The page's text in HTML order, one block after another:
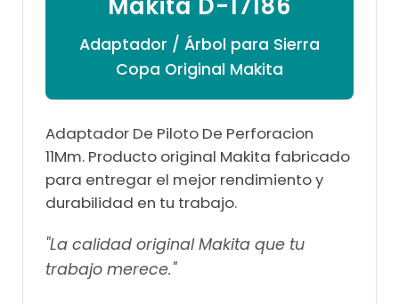
Adaptador / Árbol para Sierra
Copa Original Makita
Adaptador De Piloto De Perforacion
11Mm. Producto original Makita fabricado
para entregar el mejor rendimiento y
durabilidad en tu trabajo.
"La calidad original Makita que tu
trabajo merece."